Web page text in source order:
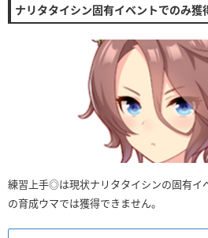
ナリタタイシン固有イベントでのみ獲
練習上手◎は現状ナリタタイシンの固有イ
の育成ウマでは獲得できません。